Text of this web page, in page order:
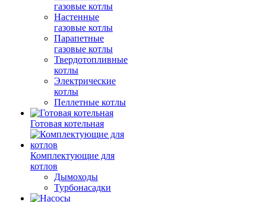
газовые котлы
Настенные
газовые котлы
Парапетные
газовые котлы
Твердотопливные
котлы
Электрические
котлы
Пеллетные котлы
Готовая котельная
Комплектующие для
котлов
Дымоходы
Турбонасадки